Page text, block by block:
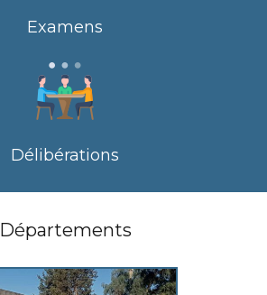
Examens
Délibérations
Départements